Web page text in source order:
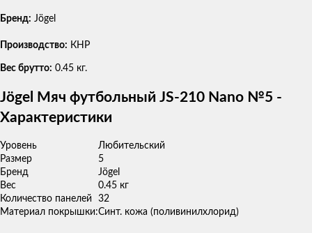
Бренд: Jögel
Производство: КНР
Вес брутто: 0.45 кг.
Jögel Мяч футбольный JS-210 Nano №5 -
Характеристики
Уровень
Любительский
Размер
5
Бренд
Jögel
Вес
0.45 кг
Количество панелей
32
Материал покрышки:Синт. кожа (поливинилхлорид)